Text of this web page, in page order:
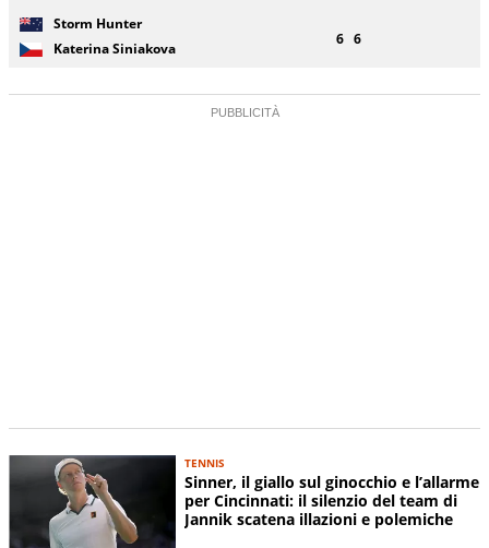
Storm Hunter
6 6
Katerina Siniakova
TENNIS
Sinner, il giallo sul ginocchio e l’allarme
per Cincinnati: il silenzio del team di
Jannik scatena illazioni e polemiche